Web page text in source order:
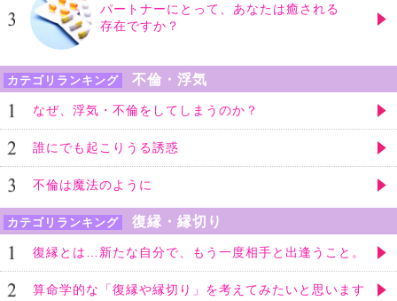
パートナーにとって、あなたは癒される
存在ですか？
カテゴリランキング 不倫・浮気
なぜ、浮気・不倫をしてしまうのか？
誰にでも起こりうる誘惑
不倫は魔法のように
カテゴリランキング 復縁・縁切り
復縁とは…新たな自分で、もう一度相手と出逢うこと。
算命学的な「復縁や縁切り」を考えてみたいと思います